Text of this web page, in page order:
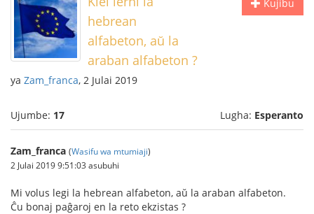
Kujibu
hebrean
alfabeton, aŭ la
araban alfabeton ?
ya Zam_franca, 2 Julai 2019
Ujumbe: 17 Lugha: Esperanto
Zam_franca (Wasifu wa mtumiaji)
2 Julai 2019 9:51:03 asubuhi
Mi volus legi la hebrean alfabeton, aŭ la araban alfabeton.
Ĉu bonaj paĝaroj en la reto ekzistas ?